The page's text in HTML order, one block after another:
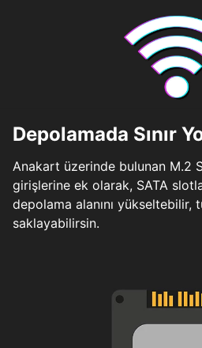
Depolamada Sınır
Anakart üzerinde bulunan M.2
girişlerine ek olarak, SATA
depolama alanını
saklayabilirsin.